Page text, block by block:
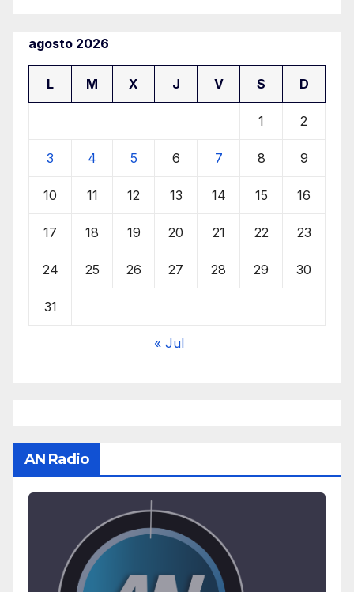
agosto 2026
L M X J V S D
1 2
3 4 5 6 7 8 9
10 11 12 13 14 15 16
17 18 19 20 21 22 23
24 25 26 27 28 29 30
31
« Jul
AN Radio